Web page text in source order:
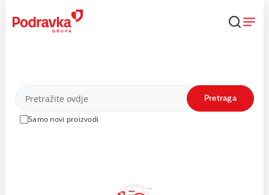
content
Proizvodi
Samo novi proizvodi
Pretraga